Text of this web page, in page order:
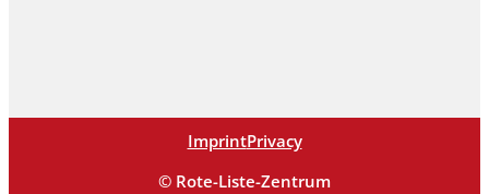
ImprintPrivacy
© Rote-Liste-Zentrum